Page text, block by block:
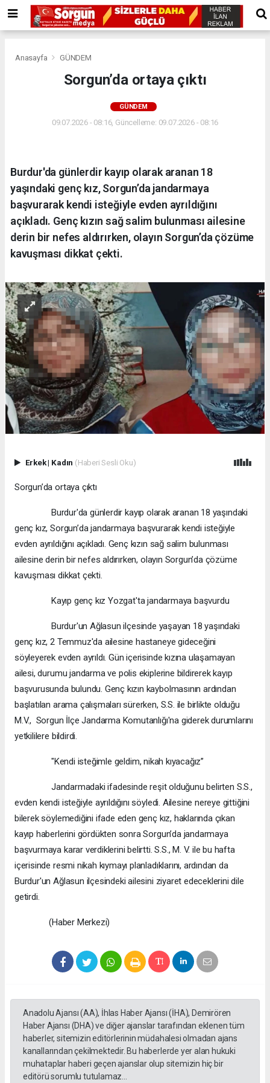
Anasayfa GÜNDEM
Sorgun’da ortaya çıktı
GÜNDEM
09.07.2026 - 08:16, Güncelleme: 09.07.2026 - 08:16
Burdur'da günlerdir kayıp olarak aranan 18
yaşındaki genç kız, Sorgun’da jandarmaya
başvurarak kendi isteğiyle evden ayrıldığını
açıkladı. Genç kızın sağ salim bulunması ailesine
derin bir nefes aldırırken, olayın Sorgun’da çözüme
kavuşması dikkat çekti.
Erkek| Kadın (Haberi Sesli Oku)
Sorgun’da ortaya çıktı
Burdur'da günlerdir kayıp olarak aranan 18 yaşındaki
genç kız, Sorgun’da jandarmaya başvurarak kendi isteğiyle
evden ayrıldığını açıkladı. Genç kızın sağ salim bulunması
ailesine derin bir nefes aldırırken, olayın Sorgun’da çözüme
kavuşması dikkat çekti.
Kayıp genç kız Yozgat'ta jandarmaya başvurdu
Burdur'un Ağlasun ilçesinde yaşayan 18 yaşındaki
genç kız, 2 Temmuz'da ailesine hastaneye gideceğini
söyleyerek evden ayrıldı. Gün içerisinde kızına ulaşamayan
ailesi, durumu jandarma ve polis ekiplerine bildirerek kayıp
başvurusunda bulundu. Genç kızın kaybolmasının ardından
başlatılan arama çalışmaları sürerken, S.S. ile birlikte olduğu
M.V., Sorgun İlçe Jandarma Komutanlığı'na giderek durumlarını
yetkililere bildirdi.
"Kendi isteğimle geldim, nikah kıyacağız”
Jandarmadaki ifadesinde reşit olduğunu belirten S.S.,
evden kendi isteğiyle ayrıldığını söyledi. Ailesine nereye gittiğini
bilerek söylemediğini ifade eden genç kız, haklarında çıkan
kayıp haberlerini gördükten sonra Sorgun’da jandarmaya
başvurmaya karar verdiklerini belirtti. S.S., M. V. ile bu hafta
içerisinde resmi nikah kıymayı planladıklarını, ardından da
Burdur'un Ağlasun ilçesindeki ailesini ziyaret edeceklerini dile
getirdi.
(Haber Merkezi)
Anadolu Ajansı (AA), İhlas Haber Ajansı (İHA), Demirören
Haber Ajansı (DHA) ve diğer ajanslar tarafından eklenen tüm
haberler, sitemizin editörlerinin müdahalesi olmadan ajans
kanallarından çekilmektedir. Bu haberlerde yer alan hukuki
muhataplar haberi geçen ajanslar olup sitemizin hiç bir
editörü sorumlu tutulamaz...